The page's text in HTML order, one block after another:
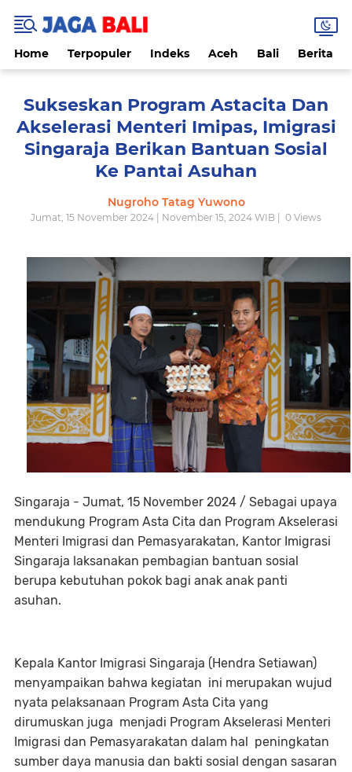
Home Terpopuler Indeks Aceh Bali Berita
Sukseskan Program Astacita Dan
Akselerasi Menteri Imipas, Imigrasi
Singaraja Berikan Bantuan Sosial
Ke Pantai Asuhan
Nugroho Tatag Yuwono
Jumat, 15 November 2024 | November 15, 2024 WIB | 0 Views
Singaraja - Jumat, 15 November 2024 / Sebagai upaya
mendukung Program Asta Cita dan Program Akselerasi
Menteri Imigrasi dan Pemasyarakatan, Kantor Imigrasi
Singaraja laksanakan pembagian bantuan sosial
berupa kebutuhan pokok bagi anak anak panti
asuhan.
Kepala Kantor Imigrasi Singaraja (Hendra Setiawan)
menyampaikan bahwa kegiatan ini merupakan wujud
nyata pelaksanaan Program Asta Cita yang
dirumuskan juga menjadi Program Akselerasi Menteri
Imigrasi dan Pemasyarakatan dalam hal peningkatan
sumber daya manusia dan bakti sosial dengan sasaran